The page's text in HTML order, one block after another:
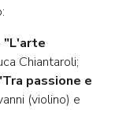
"L'arte
Chiantaroli;
passione e
(violino) e